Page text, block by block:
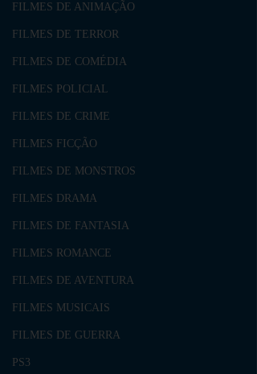
FILMES DE ANIMAÇÃO
FILMES DE TERROR
FILMES DE COMÉDIA
FILMES POLICIAL
FILMES DE CRIME
FILMES FICÇÃO
FILMES DE MONSTROS
FILMES DRAMA
FILMES DE FANTASIA
FILMES ROMANCE
FILMES DE AVENTURA
FILMES MUSICAIS
FILMES DE GUERRA
PS3